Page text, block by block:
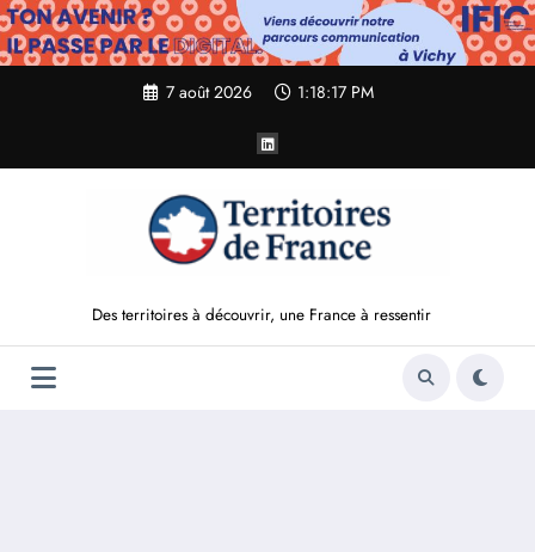
Aller
au
contenu
7 août 2026 1:18:18 PM
Des territoires à découvrir, une France à ressentir